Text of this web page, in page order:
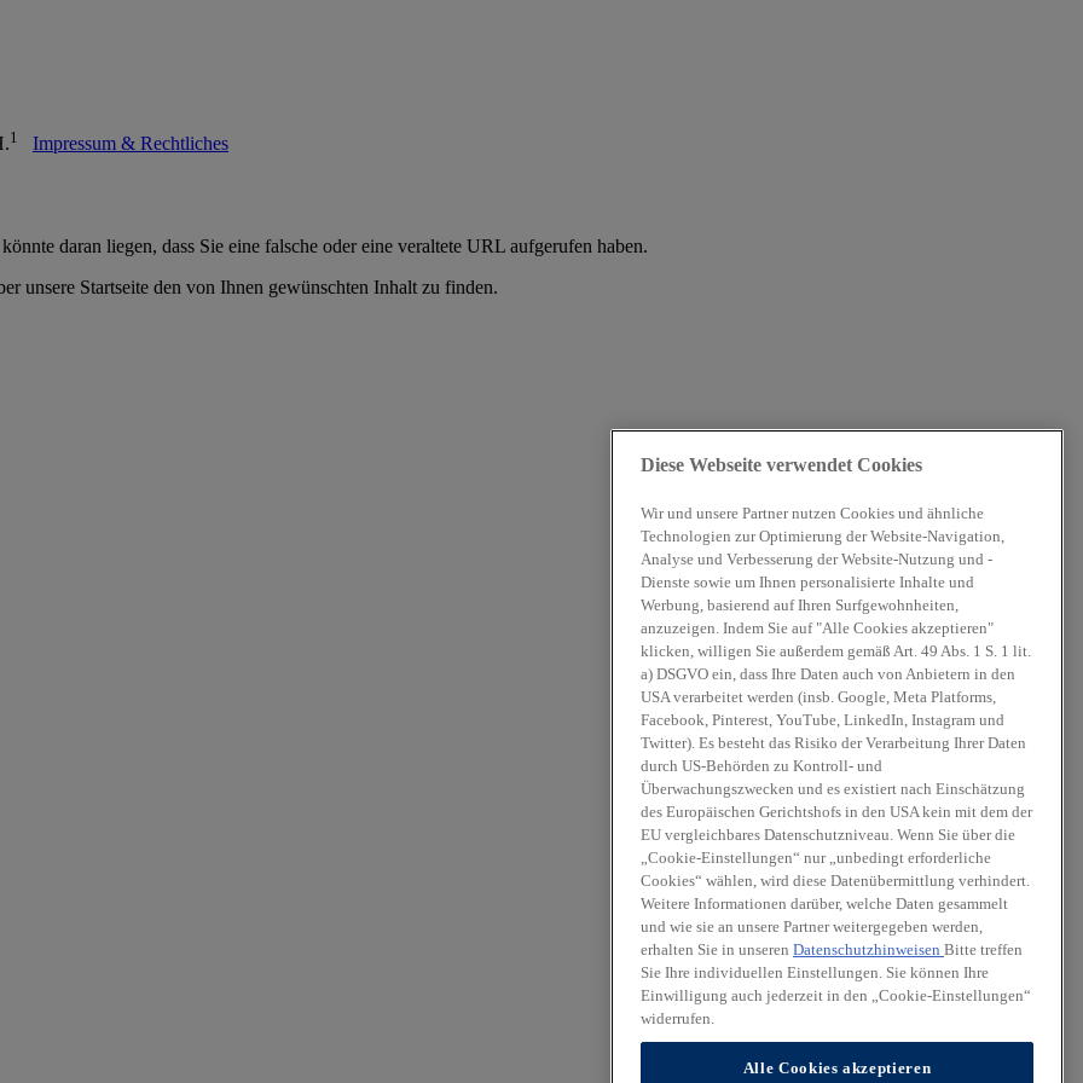
1 Impressum & Rechtliches
daran liegen, dass Sie eine falsche oder eine veraltete URL aufgerufen haben.
unsere Startseite den von Ihnen gewünschten Inhalt zu finden.
Diese Webseite verwendet Cookies
Wir und unsere Partner nutzen Cookies und ähnliche
Technologien zur Optimierung der Website-Navigation,
Analyse und Verbesserung der Website-Nutzung und -
Dienste sowie um Ihnen personalisierte Inhalte und
Werbung, basierend auf Ihren Surfgewohnheiten,
anzuzeigen. Indem Sie auf "Alle Cookies akzeptieren"
klicken, willigen Sie außerdem gemäß Art. 49 Abs. 1 S. 1 lit.
a) DSGVO ein, dass Ihre Daten auch von Anbietern in den
USA verarbeitet werden (insb. Google, Meta Platforms,
Facebook, Pinterest, YouTube, LinkedIn, Instagram und
Twitter). Es besteht das Risiko der Verarbeitung Ihrer Daten
durch US-Behörden zu Kontroll- und
Überwachungszwecken und es existiert nach Einschätzung
des Europäischen Gerichtshofs in den USA kein mit dem der
EU vergleichbares Datenschutzniveau. Wenn Sie über die
„Cookie-Einstellungen“ nur „unbedingt erforderliche
Cookies“ wählen, wird diese Datenübermittlung verhindert.
Weitere Informationen darüber, welche Daten gesammelt
und wie sie an unsere Partner weitergegeben werden,
erhalten Sie in unseren Datenschutzhinweisen Bitte treffen
Sie Ihre individuellen Einstellungen. Sie können Ihre
Einwilligung auch jederzeit in den „Cookie-Einstellungen“
widerrufen.
Alle Cookies akzeptieren